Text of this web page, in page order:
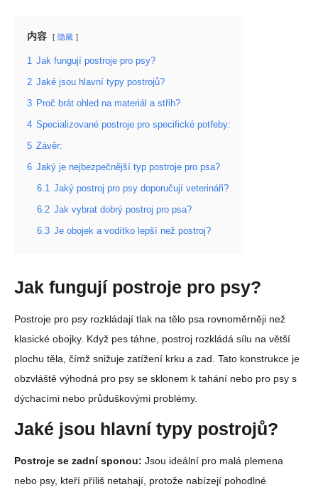
内容 隐藏
1 Jak fungují postroje pro psy?
2 Jaké jsou hlavní typy postrojů?
3 Proč brát ohled na materiál a střih?
4 Specializované postroje pro specifické potřeby:
5 Závěr:
6 Jaký je nejbezpečnější typ postroje pro psa?
6.1 Jaký postroj pro psy doporučují veterináři?
6.2 Jak vybrat dobrý postroj pro psa?
6.3 Je obojek a vodítko lepší než postroj?
Jak fungují postroje pro psy?
Postroje pro psy rozkládají tlak na tělo psa rovnoměrněji než
klasické obojky. Když pes táhne, postroj rozkládá sílu na větší
plochu těla, čímž snižuje zatížení krku a zad. Tato konstrukce je
obzvláště výhodná pro psy se sklonem k tahání nebo pro psy s
dýchacími nebo průduškovými problémy.
Jaké jsou hlavní typy postrojů?
Postroje se zadní sponou: Jsou ideální pro malá plemena
nebo psy, kteří příliš netahají, protože nabízejí pohodlné